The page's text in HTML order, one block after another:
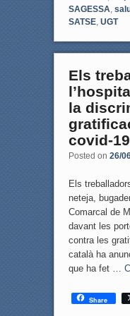
SAGESSA,
SATSE, UGT
Els
la
covid-
Posted on 26/
Els
neteja,
Comarcal de
davant les
contra les
català ha
que ha fet …
Share